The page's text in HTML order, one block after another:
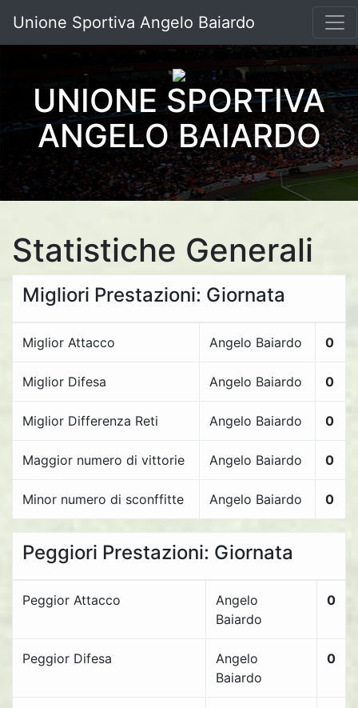
Unione Sportiva Angelo Baiardo
UNIONE SPORTIVA
ANGELO BAIARDO
Statistiche Generali
Migliori Prestazioni: Giornata
Miglior Attacco Angelo Baiardo 0
Miglior Difesa Angelo Baiardo 0
Miglior Differenza Reti Angelo Baiardo 0
Maggior numero di vittorie Angelo Baiardo 0
Minor numero di sconffitte Angelo Baiardo 0
Peggiori Prestazioni: Giornata
Peggior Attacco
Angelo
Baiardo
0
Peggior Difesa
Angelo
Baiardo
0